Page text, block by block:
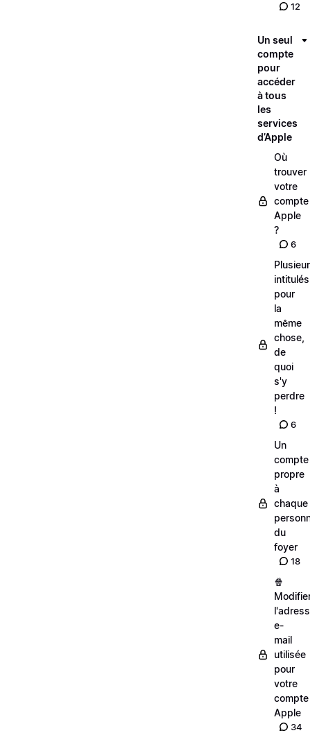
12
Un seul
compte
pour
accéder
à tous
les
services
d’Apple
Où
trouver
votre
compte
Apple
?
6
intitulés
pour
la
même
chose,
de
quoi
s'y
perdre
!
6
Un
compte
propre
à
chaque
du
foyer
18
🍿
e-
mail
utilisée
pour
votre
compte
Apple
34